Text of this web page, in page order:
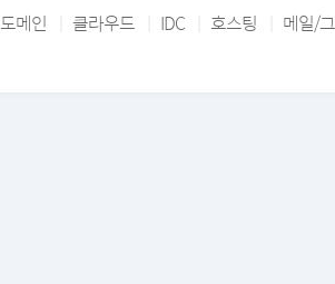
도메인 클라우드 IDC 호스팅 메일/